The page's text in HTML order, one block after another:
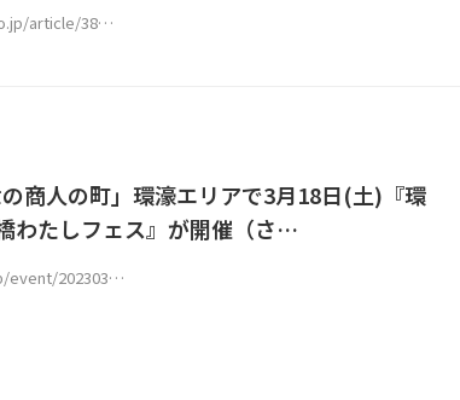
article/38…
の商人の町」環濠エリアで3月18日(土)『環
たしフェス』が開催（さ…
event/202303…